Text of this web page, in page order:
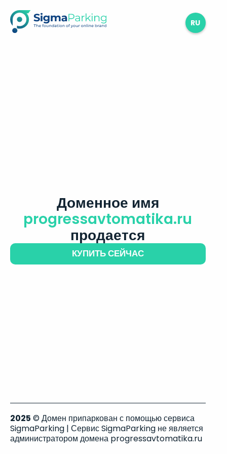
RU
Доменное имя
progressavtomatika.ru
продается
КУПИТЬ СЕЙЧАС
2025 © Домен припаркован с помощью сервиса
SigmaParking | Сервис SigmaParking не является
администратором домена progressavtomatika.ru